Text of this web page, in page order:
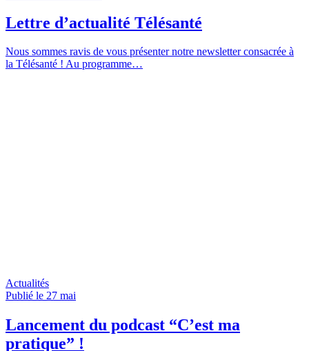
Lettre d’actualité Télésanté
Nous sommes ravis de vous présenter notre newsletter consacrée à
la Télésanté ! Au programme…
Actualités
Publié le 27 mai
Lancement du podcast “C’est ma
pratique” !